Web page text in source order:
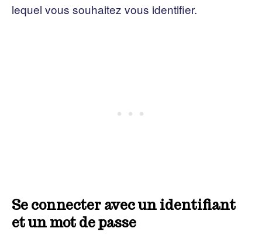
lequel vous souhaitez vous identifier.
Se connecter avec un identifiant
et un mot de passe